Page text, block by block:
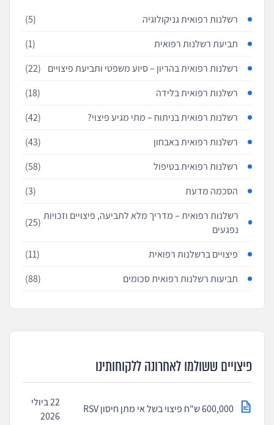
רשלנות רפואית גניקולוגיה
(5)
תביעת רשלנות רפואית
(1)
רשלנות רפואית בהריון – סיוע משפטי ותביעת פיצויים
(22)
רשלנות רפואית בלידה
(18)
רשלנות רפואית בניתוח – מתי מגיע פיצוי?
(42)
רשלנות רפואית באבחון
(43)
רשלנות רפואית בטיפול
(58)
הסכמה מדעת
(3)
רשלנות רפואית – מדריך מלא לתביעה, פיצויים וזכויות
נפגעים
(25)
פיצויים ברשלנות רפואית
(11)
תביעות רשלנות רפואית סכומים
(88)
פיצויים ששולמו לאחרונה ללקוחותינו
600,000 ש"ח פיצוי בשל אי מתן חיסון RSV
22 ביולי
2026